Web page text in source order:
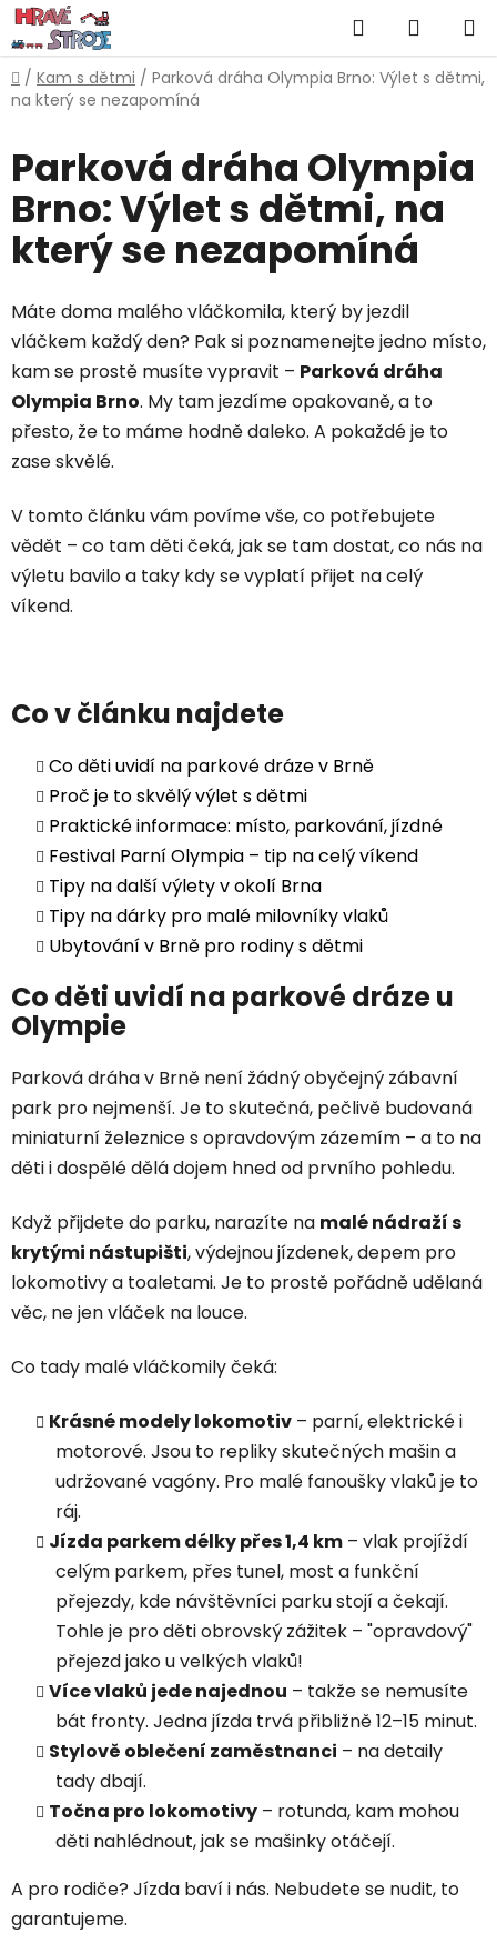
Přejít
na
obsah
Hledat
KOŠÍK
Domů
/ Kam s dětmi / Parková dráha Olympia Brno: Výlet s dětmi,
na který se nezapomíná
Parková dráha Olympia
Brno: Výlet s dětmi, na
který se nezapomíná
Máte doma malého vláčkomila, který by jezdil
vláčkem každý den? Pak si poznamenejte jedno místo,
kam se prostě musíte vypravit – Parková dráha
Olympia Brno. My tam jezdíme opakovaně, a to
přesto, že to máme hodně daleko. A pokaždé je to
zase skvělé.
V tomto článku vám povíme vše, co potřebujete
vědět – co tam děti čeká, jak se tam dostat, co nás na
výletu bavilo a taky kdy se vyplatí přijet na celý
víkend.
Co v článku najdete
Co děti uvidí na parkové dráze v Brně
Proč je to skvělý výlet s dětmi
Praktické informace: místo, parkování, jízdné
Festival Parní Olympia – tip na celý víkend
Tipy na další výlety v okolí Brna
Tipy na dárky pro malé milovníky vlaků
Ubytování v Brně pro rodiny s dětmi
Co děti uvidí na parkové dráze u
Olympie
Parková dráha v Brně není žádný obyčejný zábavní
park pro nejmenší. Je to skutečná, pečlivě budovaná
miniaturní železnice s opravdovým zázemím – a to na
děti i dospělé dělá dojem hned od prvního pohledu.
Když přijdete do parku, narazíte na malé nádraží s
krytými nástupišti, výdejnou jízdenek, depem pro
lokomotivy a toaletami. Je to prostě pořádně udělaná
věc, ne jen vláček na louce.
Co tady malé vláčkomily čeká:
Krásné modely lokomotiv – parní, elektrické i
motorové. Jsou to repliky skutečných mašin a
udržované vagóny. Pro malé fanoušky vlaků je to
ráj.
Jízda parkem délky přes 1,4 km – vlak projíždí
celým parkem, přes tunel, most a funkční
přejezdy, kde návštěvníci parku stojí a čekají.
Tohle je pro děti obrovský zážitek – "opravdový"
přejezd jako u velkých vlaků!
Více vlaků jede najednou – takže se nemusíte
bát fronty. Jedna jízda trvá přibližně 12–15 minut.
Stylově oblečení zaměstnanci – na detaily
tady dbají.
Točna pro lokomotivy – rotunda, kam mohou
děti nahlédnout, jak se mašinky otáčejí.
A pro rodiče? Jízda baví i nás. Nebudete se nudit, to
garantujeme.